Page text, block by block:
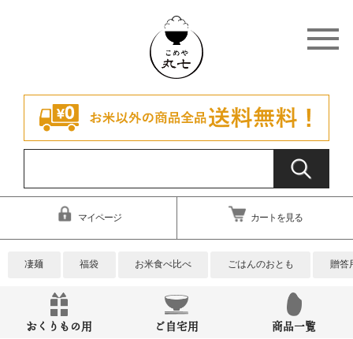
マイページ カートを見る
凄麺 福袋 お米食べ比べ ごはんのおとも 贈答
おくりもの用 ご自宅用 商品一覧